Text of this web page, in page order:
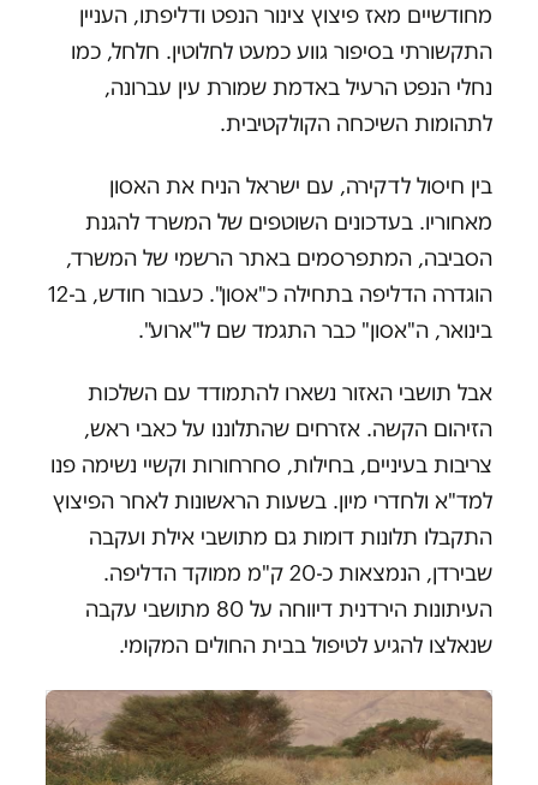
מחודשיים מאז פיצוץ צינור הנפט ודליפתו, העניין
התקשורתי בסיפור גווע כמעט לחלוטין. חלחל, כמו
נחלי הנפט הרעיל באדמת שמורת עין עברונה,
לתהומות השיכחה הקולקטיבית.
בין חיסול לדקירה, עם ישראל הניח את האסון
מאחוריו. בעדכונים השוטפים של המשרד להגנת
הסביבה, המתפרסמים באתר הרשמי של המשרד,
הוגדרה הדליפה בתחילה כ"אסון". כעבור חודש, ב-12
בינואר, ה"אסון" כבר התגמד שם ל"ארוע".
אבל תושבי האזור נשארו להתמודד עם השלכות
הזיהום הקשה. אזרחים שהתלוננו על כאבי ראש,
צריבות בעיניים, בחילות, סחרחורות וקשיי נשימה פנו
למד"א ולחדרי מיון. בשעות הראשונות לאחר הפיצוץ
התקבלו תלונות דומות גם מתושבי אילת ועקבה
שבירדן, הנמצאות כ-20 ק"מ ממוקד הדליפה.
העיתונות הירדנית דיווחה על 80 מתושבי עקבה
שנאלצו להגיע לטיפול בבית החולים המקומי.